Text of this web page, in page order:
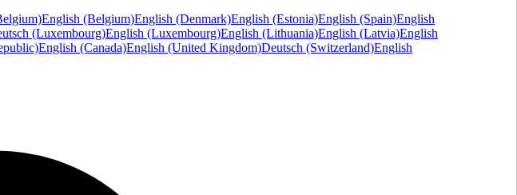
English (Belgium)English (Denmark)English (Estonia)English (Spain)English
(Luxembourg)English (Luxembourg)English (Lithuania)English (Latvia)English
English (Canada)English (United Kingdom)Deutsch (Switzerland)English